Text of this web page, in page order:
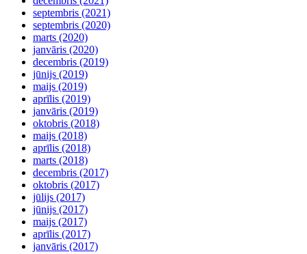
septembris (2021)
septembris (2020)
marts (2020)
janvāris (2020)
decembris (2019)
jūnijs (2019)
maijs (2019)
aprīlis (2019)
janvāris (2019)
oktobris (2018)
maijs (2018)
aprīlis (2018)
marts (2018)
decembris (2017)
oktobris (2017)
jūlijs (2017)
jūnijs (2017)
maijs (2017)
aprīlis (2017)
janvāris (2017)